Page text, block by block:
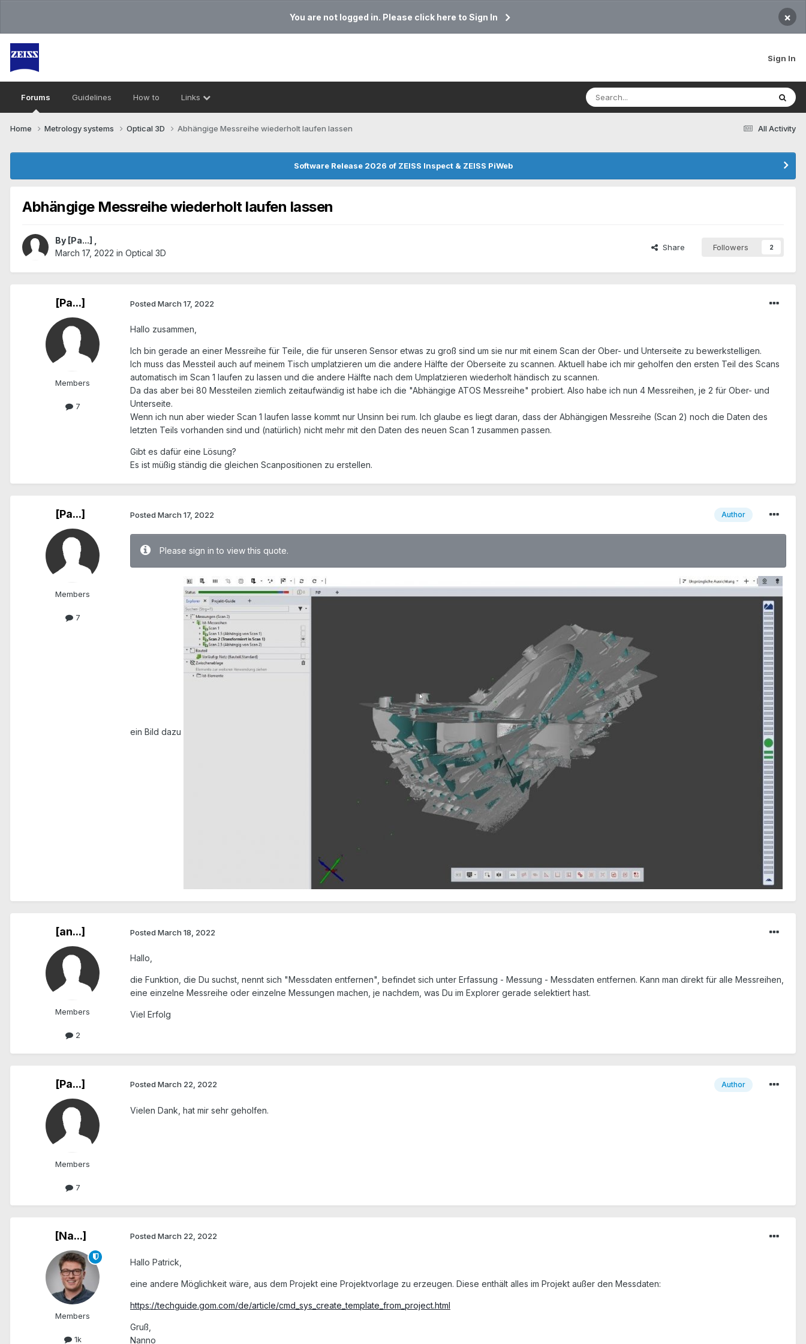
You are not logged in. Please click here to Sign In ×
Sign In
Forums Guidelines How to Links
All Activity
Home Metrology systems​ Optical 3D Abhängige Messreihe wiederholt laufen lassen
Software Release 2026 of ZEISS Inspect & ZEISS PiWeb
Abhängige Messreihe wiederholt laufen lassen
By [Pa...]
March 17, 2022 in Optical 3D
Share Followers 2
[Pa...]
Members
7
Posted March 17, 2022
Hallo zusammen,
Ich bin gerade an einer Messreihe für Teile, die für unseren Sensor etwas zu groß sind um sie nur mit einem Scan der Ober- und Unterseite zu bewerkstelligen.
Ich muss das Messteil auch auf meinem Tisch umplatzieren um die andere Hälfte der Oberseite zu scannen. Aktuell habe ich mir geholfen den ersten Teil des Scans
automatisch im Scan 1 laufen zu lassen und die andere Hälfte nach dem Umplatzieren wiederholt händisch zu scannen.
Da das aber bei 80 Messteilen ziemlich zeitaufwändig ist habe ich die "Abhängige ATOS Messreihe" probiert. Also habe ich nun 4 Messreihen, je 2 für Ober- und
Unterseite.
Wenn ich nun aber wieder Scan 1 laufen lasse kommt nur Unsinn bei rum. Ich glaube es liegt daran, dass der Abhängigen Messreihe (Scan 2) noch die Daten des
letzten Teils vorhanden sind und (natürlich) nicht mehr mit den Daten des neuen Scan 1 zusammen passen.
Gibt es dafür eine Lösung?
Es ist müßig ständig die gleichen Scanpositionen zu erstellen.
[Pa...]
Members
7
Author
Posted March 17, 2022
Please sign in to view this quote.
ein Bild dazu
[an...]
Members
2
Posted March 18, 2022
Hallo,
die Funktion, die Du suchst, nennt sich "Messdaten entfernen", befindet sich unter Erfassung - Messung - Messdaten entfernen. Kann man direkt für alle Messreihen,
eine einzelne Messreihe oder einzelne Messungen machen, je nachdem, was Du im Explorer gerade selektiert hast.
Viel Erfolg
[Pa...]
Members
7
Author
Posted March 22, 2022
Vielen Dank, hat mir sehr geholfen.
[Na...]
Members
1k
Posted March 22, 2022
Hallo Patrick,
eine andere Möglichkeit wäre, aus dem Projekt eine Projektvorlage zu erzeugen. Diese enthält alles im Projekt außer den Messdaten:
https://techguide.gom.com/de/article/cmd_sys_create_template_from_project.html
Gruß,
Nanno